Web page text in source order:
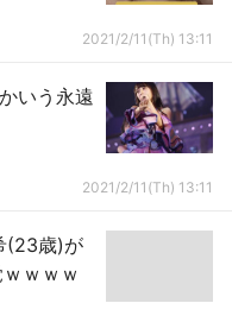
2021/2/11(Th) 13:11
いう永遠
2021/2/11(Th) 13:11
(23歳)が
ｗｗｗ